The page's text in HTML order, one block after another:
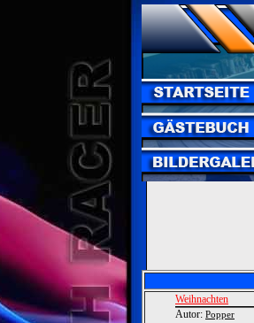
Weihnachten
Autor: Popper